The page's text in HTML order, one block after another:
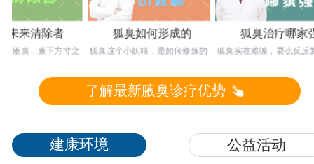
清除者
，腋下方寸之
狐臭如何形成的
狐臭这个小妖精，是如何修炼的
树也枯，可见
狐臭治疗哪家强
狐臭实在难缠，要么反反复复
不治，那么应
了解最新腋臭诊疗优势
建康环境 公益活动